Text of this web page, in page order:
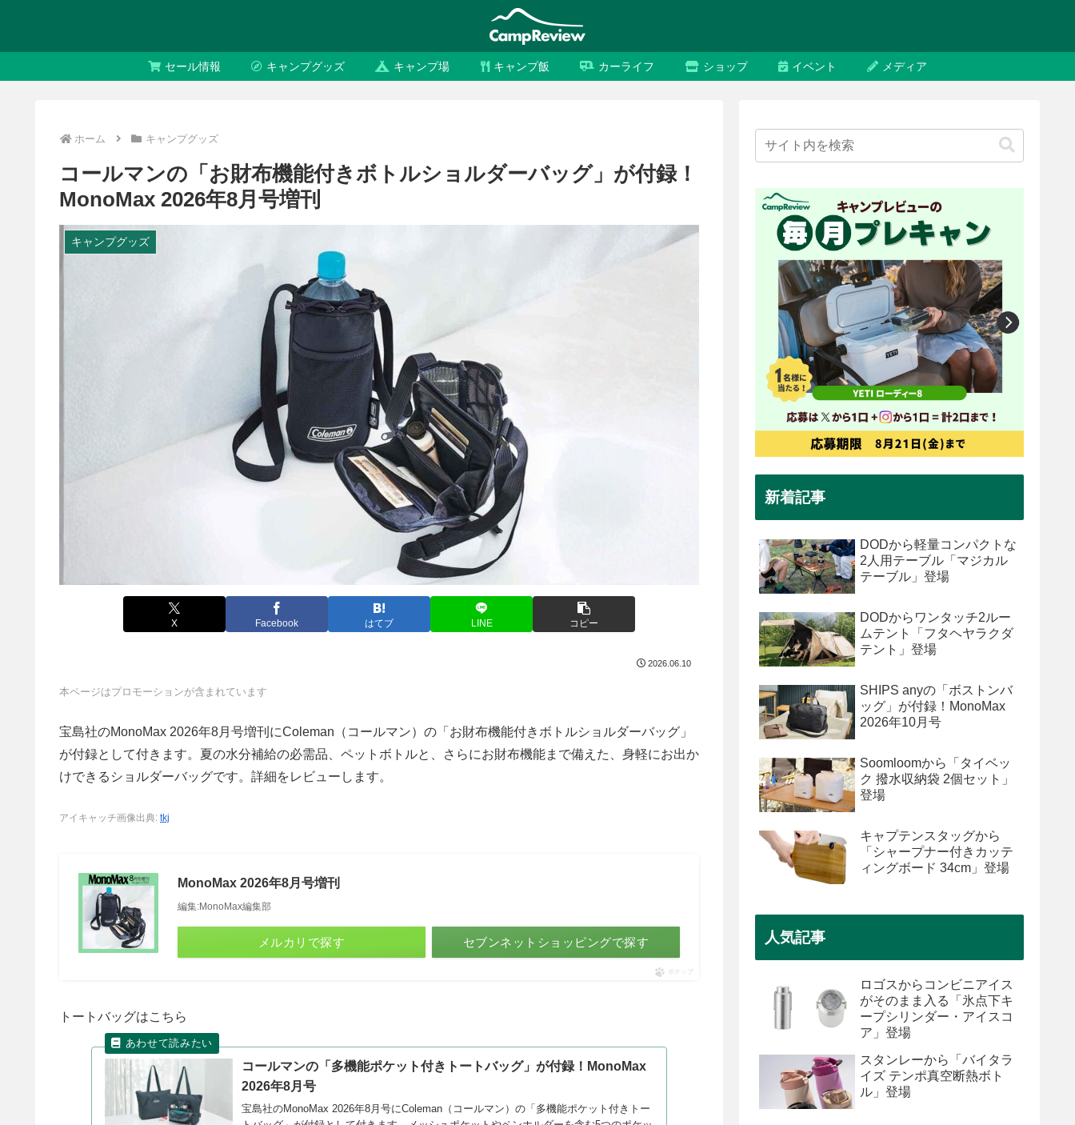
セール情報 キャンプグッズ キャンプ場 キャンプ飯 カーライフ ショップ イベント メディア
ホーム キャンプグッズ
コールマンの「お財布機能付きボトルショルダーバッグ」が付録！
MonoMax 2026年8月号増刊
キャンプグッズ
X Facebook はてブ LINE コピー
2026.06.10
本ページはプロモーションが含まれています
宝島社のMonoMax 2026年8月号増刊にColeman（コールマン）の「お財布機能付きボトルショルダーバッグ」
が付録として付きます。夏の水分補給の必需品、ペットボトルと、さらにお財布機能まで備えた、身軽にお出か
けできるショルダーバッグです。詳細をレビューします。
アイキャッチ画像出典: tkj
MonoMax 2026年8月号増刊
編集:MonoMax編集部
メルカリで探す セブンネットショッピングで探す
ポチップ
トートバッグはこちら
コールマンの「多機能ポケット付きトートバッグ」が付録！MonoMax
2026年8月号
宝島社のMonoMax 2026年8月号にColeman（コールマン）の「多機能ポケット付きトー
新着記事
DODから軽量コンパクトな
2人用テーブル「マジカル
テーブル」登場
DODからワンタッチ2ルー
ムテント「フタヘヤラクダ
テント」登場
SHIPS anyの「ボストンバ
ッグ」が付録！MonoMax
2026年10月号
Soomloomから「タイベッ
ク 撥水収納袋 2個セット」
登場
キャプテンスタッグから
「シャープナー付きカッテ
ィングボード 34cm」登場
人気記事
ロゴスからコンビニアイス
がそのまま入る「氷点下キ
ープシリンダー・アイスコ
ア」登場
スタンレーから「バイタラ
イズ テンポ真空断熱ボト
ル」登場